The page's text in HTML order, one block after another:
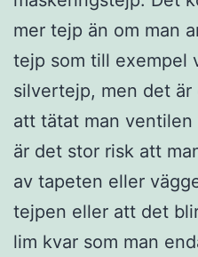
mer tejp än om man
tejp som till exempel
silvertejp, men det
att tätat man
är det stor risk att
av tapeten eller
tejpen eller att det
lim kvar som man